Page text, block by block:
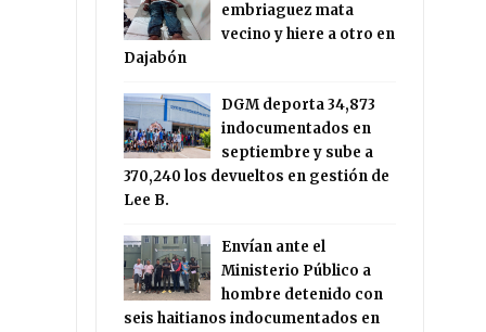
embriaguez mata
vecino y hiere a otro en
Dajabón
DGM deporta 34,873
indocumentados en
septiembre y sube a
370,240 los devueltos en gestión de
Lee B.
Envían ante el
Ministerio Público a
hombre detenido con
seis haitianos indocumentados en